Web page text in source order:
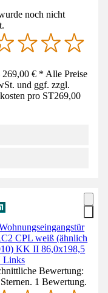
noch nicht
€ * Alle Preise
und ggf. zzgl.
pro ST269,00
CPL weiß (ähnlich
KK II 86,0x198,5
Links
Bewertung:
1 Bewertung.